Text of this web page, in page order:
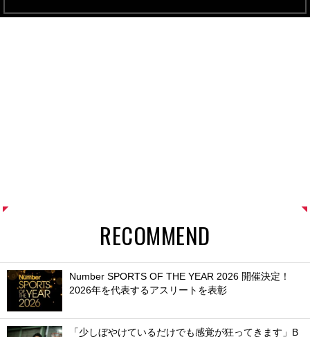
RECOMMEND
Number SPORTS OF THE YEAR 2026 開催決定！
2026年を代表するアスリートを表彰
「少しぼやけているだけでも感覚が狂ってきます」B